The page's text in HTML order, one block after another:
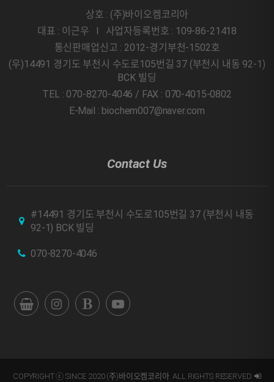
상호 : (주)바이오켐코리아
대표 : 이근우 l 사업자등록번호 : 109-86-21418
통신판매업신고 : 2012-경기부천-1502호
(우)14491 경기도 부천시 수도로105번길 37 (부천시 내동 92-1)
BCK 빌딩
TEL : 070-8270-4046 / FAX : 070-4015-0802
E-Mail : biochem007@naver.com
Contact Us
#14491 경기도 부천시 수도로105번길 37 (부천시 내동
92-1) BCK 빌딩
070-8270-4046
COPYRIGHT ⓒ SINCE 2020 (주)바이오켐코리아. ALL RIGHTS RESERVED.